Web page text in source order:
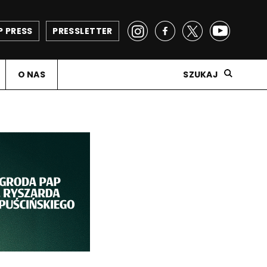
PRESSLETTER
PRESS
O NAS SZUKAJ